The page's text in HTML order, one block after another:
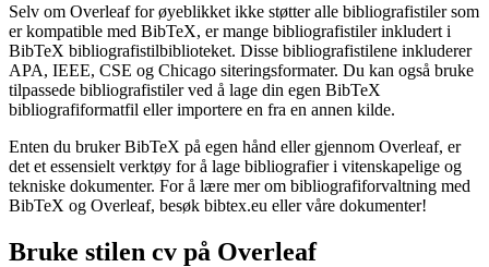
Selv om Overleaf for øyeblikket ikke støtter alle bibliografistiler som
er kompatible med BibTeX, er mange bibliografistiler inkludert i
BibTeX bibliografistilbiblioteket. Disse bibliografistilene inkluderer
APA, IEEE, CSE og Chicago siteringsformater. Du kan også bruke
tilpassede bibliografistiler ved å lage din egen BibTeX
bibliografiformatfil eller importere en fra en annen kilde.
Enten du bruker BibTeX på egen hånd eller gjennom Overleaf, er
det et essensielt verktøy for å lage bibliografier i vitenskapelige og
tekniske dokumenter. For å lære mer om bibliografiforvaltning med
BibTeX og Overleaf, besøk bibtex.eu eller våre dokumenter!
Bruke stilen cv på Overleaf